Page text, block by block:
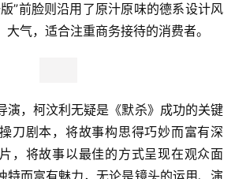
”前脸则沿用了原汁原味的德系设计风
气，适合注重商务接待的消费者。
演，柯汶利无疑是《默杀》成功的关键
刀剧本，将故事构思得巧妙而富有深
，将故事以最佳的方式呈现在观众面